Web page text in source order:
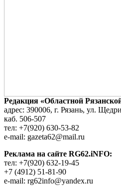
Редакция «Областной
адрес: 390006, г. Рязань, ул.
каб. 506-507
тел: +7(920) 630-53-82
e-mail: gazeta62@mail.ru
Реклама на сайте RG62.iNFO:
тел: +7(920) 632-19-45
+7 (4912) 51-81-90
e-mail: rg62info@yandex.ru